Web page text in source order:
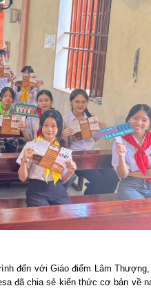
đến với Giáo điểm Lâm
đã chia sẻ kiến thức cơ bản về